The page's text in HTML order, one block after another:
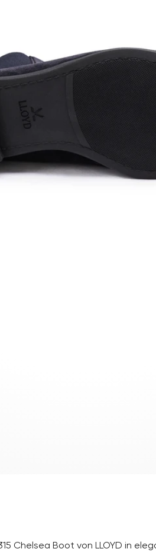
Chelsea Boot von LLOYD in